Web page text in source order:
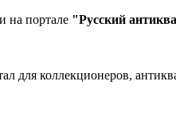
на портале "Русский
для коллекционеров,